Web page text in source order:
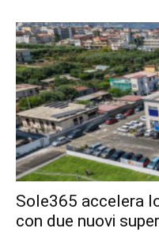
Sole365 accelera
con due nuovi